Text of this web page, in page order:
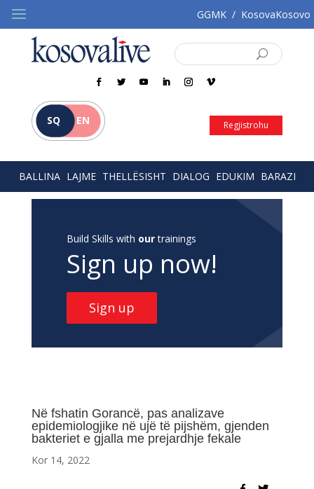
GGMK / KosovaKosovo
SQ EN Regjistrohu
BALLINA LAJME THELLËSISHT DIALOG EDUKIM BARAZI
Build Skills with ourtrainings
Sign up now!
Sign up
Në fshatin Gorancë, pas analizave
epidemiologjike në ujë të pijshëm, gjenden
bakteriet e gjalla me prejardhje fekale
Kor 14, 2022